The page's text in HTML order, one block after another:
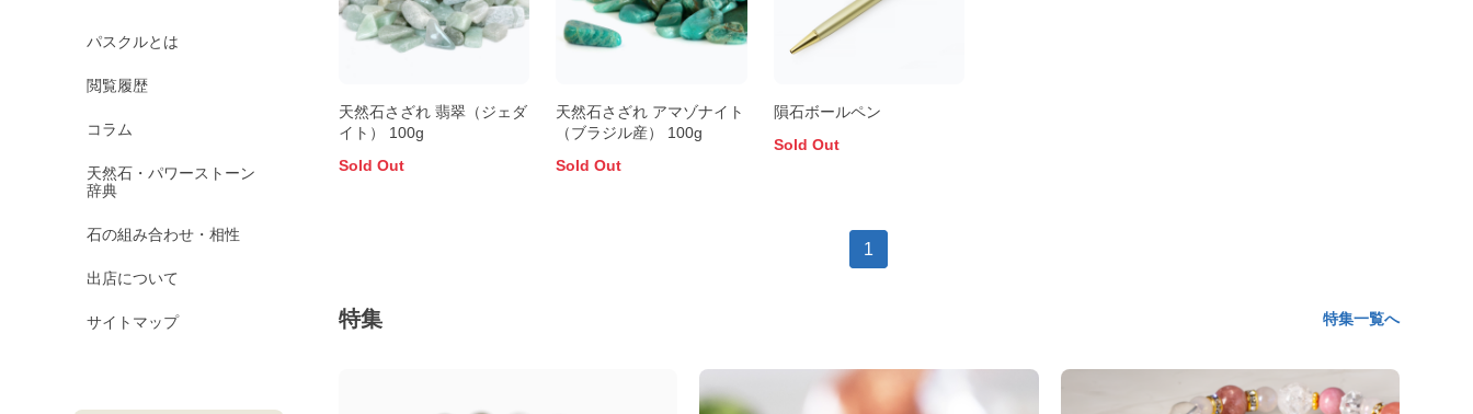
パスクルとは
閲覧履歴
コラム
天然石・パワーストーン
辞典
石の組み合わせ・相性
出店について
サイトマップ
天然石さざれ 翡翠（ジェダ
イト） 100g
Sold Out
天然石さざれ アマゾナイト
（ブラジル産） 100g
Sold Out
隕石ボールペン
Sold Out
1
特集 特集一覧へ